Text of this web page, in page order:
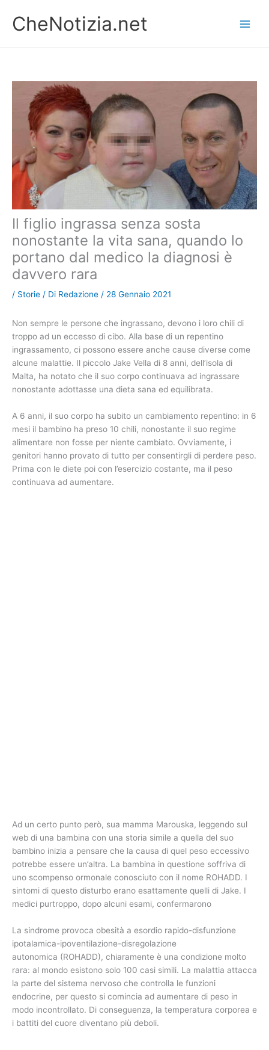
contenuto
CheNotizia.net
Il figlio ingrassa senza sosta
nonostante la vita sana, quando lo
portano dal medico la diagnosi è
davvero rara
/ Storie / Di Redazione / 28 Gennaio 2021
Non sempre le persone che ingrassano, devono i loro chili di
troppo ad un eccesso di cibo. Alla base di un repentino
ingrassamento, ci possono essere anche cause diverse come
alcune malattie. Il piccolo Jake Vella di 8 anni, dell’isola di
Malta, ha notato che il suo corpo continuava ad ingrassare
nonostante adottasse una dieta sana ed equilibrata.
A 6 anni, il suo corpo ha subito un cambiamento repentino: in 6
mesi il bambino ha preso 10 chili, nonostante il suo regime
alimentare non fosse per niente cambiato. Ovviamente, i
genitori hanno provato di tutto per consentirgli di perdere peso.
Prima con le diete poi con l’esercizio costante, ma il peso
continuava ad aumentare.
Ad un certo punto però, sua mamma Marouska, leggendo sul
web di una bambina con una storia simile a quella del suo
bambino inizia a pensare che la causa di quel peso eccessivo
potrebbe essere un’altra. La bambina in questione soffriva di
uno scompenso ormonale conosciuto con il nome ROHADD. I
sintomi di questo disturbo erano esattamente quelli di Jake. I
medici purtroppo, dopo alcuni esami, confermarono
La sindrome provoca obesità a esordio rapido-disfunzione
ipotalamica-ipoventilazione-disregolazione
autonomica (ROHADD), chiaramente è una condizione molto
rara: al mondo esistono solo 100 casi simili. La malattia attacca
la parte del sistema nervoso che controlla le funzioni
endocrine, per questo si comincia ad aumentare di peso in
modo incontrollato. Di conseguenza, la temperatura corporea e
i battiti del cuore diventano più deboli.